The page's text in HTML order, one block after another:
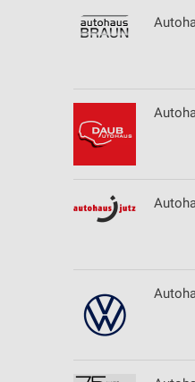
Verwendung genauer
Nicht-IAB-Verarbeitungszwecke:
Funktional